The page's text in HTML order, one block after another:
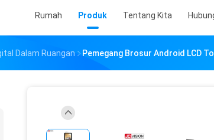
Rumah Produk Tentang Kita
Dalam Ruangan Pemegang Brosur Android LCD